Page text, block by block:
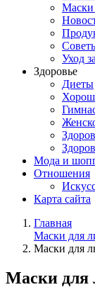
Маски
Уход
Здоровье
Диеты
Мода и
Отношения
Карта сайта
Главная
Маски для
Маски для
Маски для